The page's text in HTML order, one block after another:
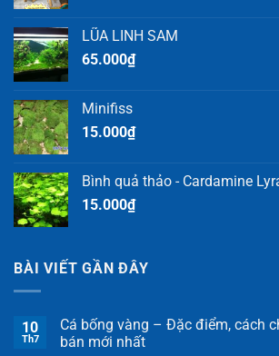
LŨA LINH SAM
65.000₫
Minifiss
15.000₫
Bình quả thảo - Cardamine
15.000₫
BÀI VIẾT GẦN ĐÂY
10
Th7
Cá bống vàng – Đặc điểm, cách
bán mới nhất